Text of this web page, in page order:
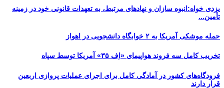
یزدی خواه:انبوه سازان و نهادهای مرتبط، به تعهدات قانونی خود در زمینه
تأمین...
حمله موشکی آمریکا به ۲ خوابگاه دانشجویی در اهواز
تخریب کامل سه فروند هواپیمای «اِف ۳۵» آمریکا توسط سپاه
فرودگاه‌های کشور در آمادگی کامل برای اجرای عملیات پروازی اربعین
قرار دارند